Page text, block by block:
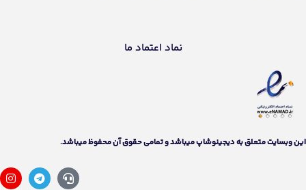
نماد اعتماد ما
اين وبسايت متعلق به دیجینوشاپ ميباشد و تمامی حقوق آن محفوظ ميباشد.